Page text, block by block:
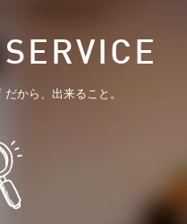
から、出来ること。